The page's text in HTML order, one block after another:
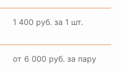
1 400 руб. за 1 шт.
от 6 000 руб. за пару